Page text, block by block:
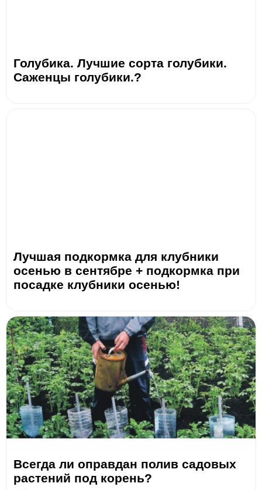
Голубика. Лучшие сорта голубики.
Саженцы голубики.?
Лучшая подкормка для клубники
осенью в сентябре + подкормка при
посадке клубники осенью!
Всегда ли оправдан полив садовых
растений под корень?